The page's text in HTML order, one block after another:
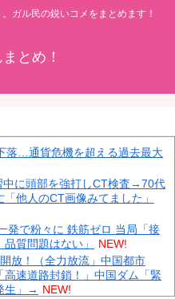
ガル民の鋭いコメをまとめます！
とめ！
落…通貨危機を超える過去最大
中に頭部を強打しCT検査→70代
他人のCT画像みてました」
発で粉々に 鉄筋ゼロ 当局「接
質問題はない」
NEW!
放！（全力放流」中国都市
高速道路封鎖！」中国ダム「緊
生」→ NEW!